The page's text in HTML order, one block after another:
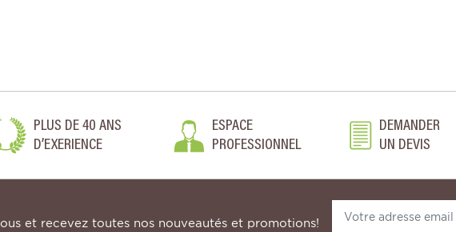
PLUS DE 40 ANS
D’EXERIENCE
ESPACE
PROFESSIONNEL
DEMANDER
UN DEVIS
et recevez toutes nos nouveautés et promotions!